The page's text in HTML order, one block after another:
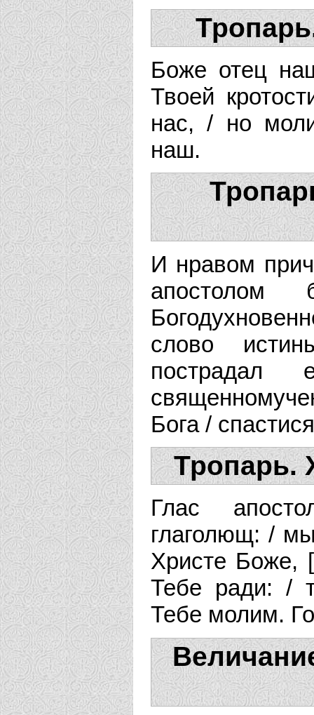
Боже отец
Твоей
нас, / но
наш.
И нравом
слово
Бога /
Тропарь.
Глас
глаголющ: /
Христе Боже,
Тебе ради: /
Тебе молим.